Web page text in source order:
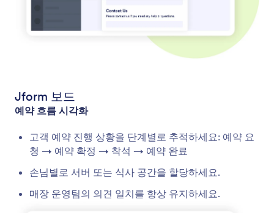
Jform 보드
예약 흐름 시각화
고객 예약 진행 상황을 단계별로 추적하세요: 예약 요
청 → 예약 확정 → 착석 → 예약 완료
손님별로 서버 또는 식사 공간을 할당하세요.
매장 운영팀의 의견 일치를 항상 유지하세요.